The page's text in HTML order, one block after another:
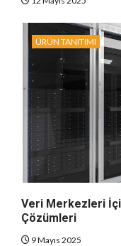
ÜRÜN TANITIMI
Veri Merkezleri
Çözümleri
9 Mayıs 2025